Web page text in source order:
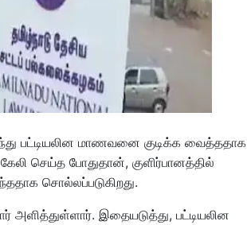
பட்டியலின மாணவனை குடிக்க வைத்ததாக
செய்த போதுதான், குளிர்பானத்தில்
சொல்லப்படுகிறது.
அளித்துள்ளார். இதையடுத்து, பட்டியலின